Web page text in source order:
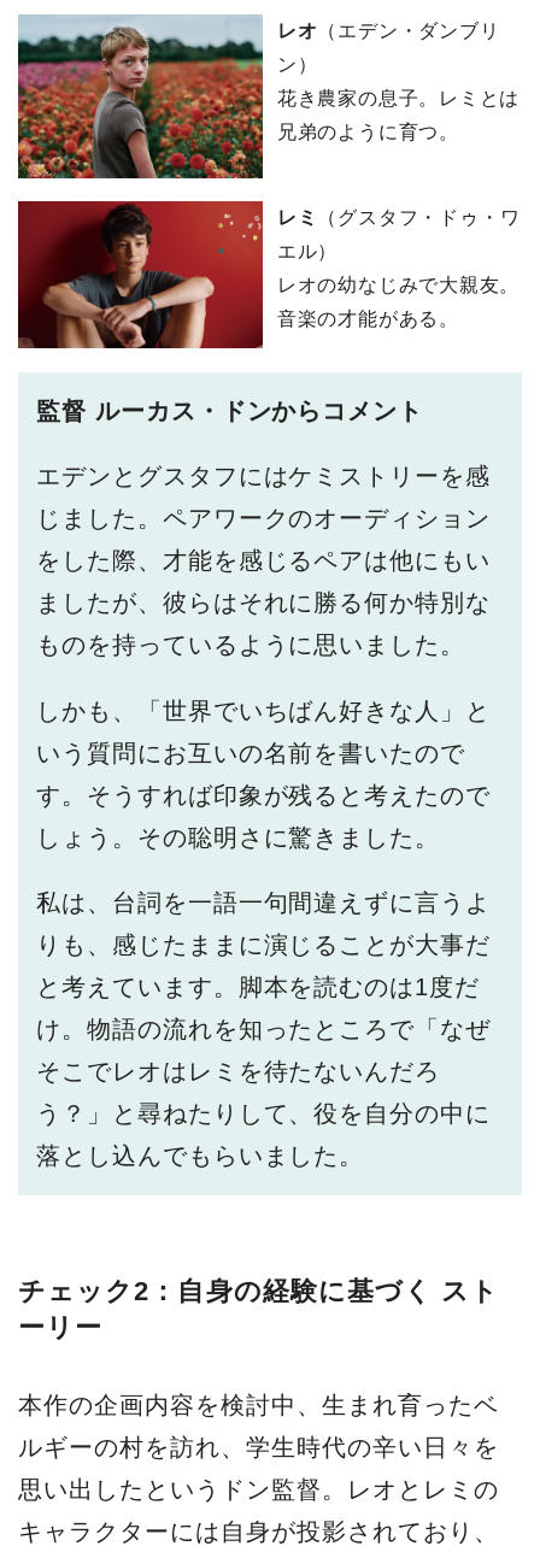
レオ （エデン・ダンブリ
ン）
花き農家の息子。レミとは
兄弟のように育つ。
レミ
（グスタフ・ドゥ・ワ
エル）
レオの幼なじみで大親友。
音楽の才能がある。
監督 ルーカス・ドンからコメント
エデンとグスタフにはケミストリーを感
じました。ペアワークのオーディション
をした際、才能を感じるペアは他にもい
ましたが、彼らはそれに勝る何か特別な
ものを持っているように思いました。
しかも、「世界でいちばん好きな人」と
いう質問にお互いの名前を書いたので
す。そうすれば印象が残ると考えたので
しょう。その聡明さに驚きました。
私は、台詞を一語一句間違えずに言うよ
りも、感じたままに演じることが大事だ
と考えています。脚本を読むのは1度だ
け。物語の流れを知ったところで「なぜ
そこでレオはレミを待たないんだろ
う？」と尋ねたりして、役を自分の中に
落とし込んでもらいました。
チェック2：自身の経験に基づく スト
ーリー
本作の企画内容を検討中、生まれ育ったベ
ルギーの村を訪れ、学生時代の辛い日々を
思い出したというドン監督。レオとレミの
キャラクターには自身が投影されており、